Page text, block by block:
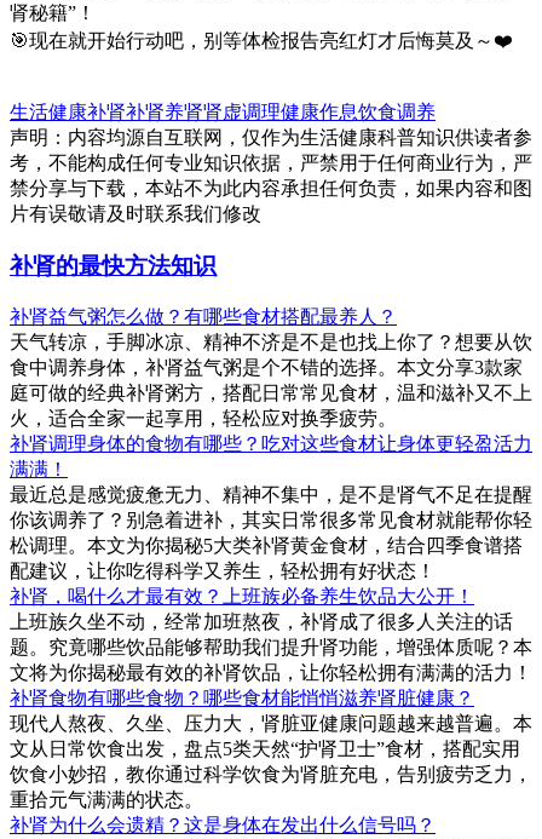
肾秘籍”！
🎯现在就开始行动吧，别等体检报告亮红灯才后悔莫及～❤️
生活健康补肾补肾养肾肾虚调理健康作息饮食调养
声明：内容均源自互联网，仅作为生活健康科普知识供读者参
考，不能构成任何专业知识依据，严禁用于任何商业行为，严
禁分享与下载，本站不为此内容承担任何负责，如果内容和图
片有误敬请及时联系我们修改
补肾的最快方法知识
补肾益气粥怎么做？有哪些食材搭配最养人？
天气转凉，手脚冰凉、精神不济是不是也找上你了？想要从饮
食中调养身体，补肾益气粥是个不错的选择。本文分享3款家
庭可做的经典补肾粥方，搭配日常常见食材，温和滋补又不上
火，适合全家一起享用，轻松应对换季疲劳。
补肾调理身体的食物有哪些？吃对这些食材让身体更轻盈活力
满满！
最近总是感觉疲惫无力、精神不集中，是不是肾气不足在提醒
你该调养了？别急着进补，其实日常很多常见食材就能帮你轻
松调理。本文为你揭秘5大类补肾黄金食材，结合四季食谱搭
配建议，让你吃得科学又养生，轻松拥有好状态！
补肾，喝什么才最有效？上班族必备养生饮品大公开！
上班族久坐不动，经常加班熬夜，补肾成了很多人关注的话
题。究竟哪些饮品能够帮助我们提升肾功能，增强体质呢？本
文将为你揭秘最有效的补肾饮品，让你轻松拥有满满的活力！
补肾食物有哪些食物？哪些食材能悄悄滋养肾脏健康？
现代人熬夜、久坐、压力大，肾脏亚健康问题越来越普遍。本
文从日常饮食出发，盘点5类天然“护肾卫士”食材，搭配实用
饮食小妙招，教你通过科学饮食为肾脏充电，告别疲劳乏力，
重拾元气满满的状态。
补肾为什么会遗精？这是身体在发出什么信号吗？